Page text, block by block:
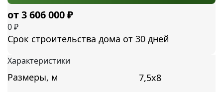
3 606 000₽
0₽
Срок строительства дома от 30 дней
Характеристики
Размеры, м
7,5х8